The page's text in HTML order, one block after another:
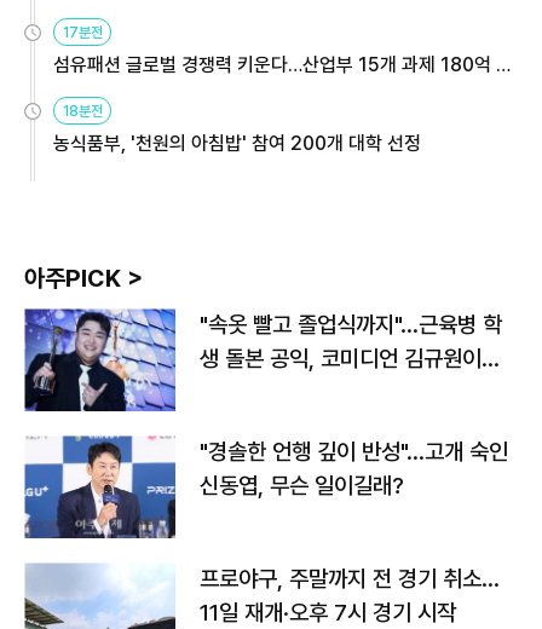
용해야
17분전
섬유패션 글로벌 경쟁력 키운다…산업부 15개 과제 180억 지
원
18분전
농식품부, '천원의 아침밥' 참여 200개 대학 선정
아주PICK >
"속옷 빨고 졸업식까지"…근육병 학
생 돌본 공익, 코미디언 김규원이었
"경솔한 언행 깊이 반성"…고개 숙인
신동엽, 무슨 일이길래?
프로야구, 주말까지 전 경기 취소…
11일 재개·오후 7시 경기 시작